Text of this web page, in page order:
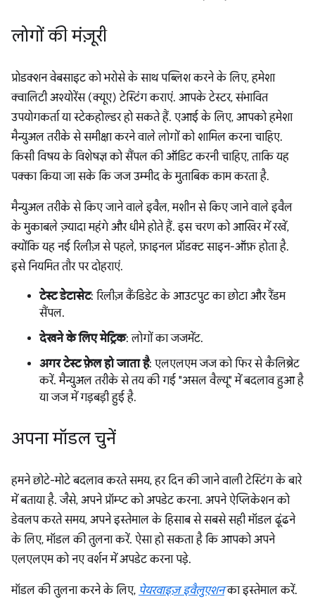
लोगों की मंज़ूरी
प्रोडक्शन वेबसाइट को भरोसे के साथ पब्लिश करने के लिए, हमेशा
क्वालिटी अश्योरेंस (क्यूए) टेस्टिंग कराएं. आपके टेस्टर, संभावित
उपयोगकर्ता या स्टेकहोल्डर हो सकते हैं. एआई के लिए, आपको हमेशा
मैन्युअल तरीके से समीक्षा करने वाले लोगों को शामिल करना चाहिए.
किसी विषय के विशेषज्ञ को सैंपल की ऑडिट करनी चाहिए, ताकि यह
पक्का किया जा सके कि जज उम्मीद के मुताबिक काम करता है.
मैन्युअल तरीके से किए जाने वाले इवैल, मशीन से किए जाने वाले इवैल
के मुकाबले ज़्यादा महंगे और धीमे होते हैं. इस चरण को आखिर में रखें,
क्योंकि यह नई रिलीज़ से पहले, फ़ाइनल प्रॉडक्ट साइन-ऑफ़ होता है.
इसे नियमित तौर पर दोहराएं.
टेस्ट डेटासेट: रिलीज़ कैंडिडेट के आउटपुट का छोटा और रैंडम
सैंपल.
देखने के लिए मेट्रिक: लोगों का जजमेंट.
अगर टेस्ट फ़ेल हो जाता है: एलएलएम जज को फिर से कैलिब्रेट
करें. मैन्युअल तरीके से तय की गई "असल वैल्यू" में बदलाव हुआ है
या जज में गड़बड़ी हुई है.
अपना मॉडल चुनें
हमने छोटे-मोटे बदलाव करते समय, हर दिन की जाने वाली टेस्टिंग के बारे
में बताया है. जैसे, अपने प्रॉम्प्ट को अपडेट करना. अपने ऐप्लिकेशन को
डेवलप करते समय, अपने इस्तेमाल के हिसाब से सबसे सही मॉडल ढूंढने
के लिए, मॉडल की तुलना करें. ऐसा हो सकता है कि आपको अपने
एलएलएम को नए वर्शन में अपडेट करना पड़े.
मॉडल की तुलना करने के लिए, पेयरवाइज़ इवैलुएशनका इस्तेमाल करें.